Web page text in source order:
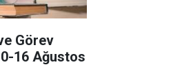
Görev
16 Ağustos